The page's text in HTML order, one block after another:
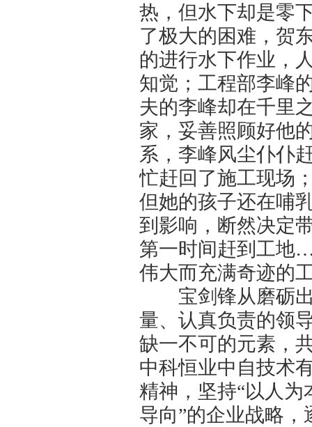
热，但水下却是零
了极大的困难，贺
的进行水下作业，
知觉；工程部李峰
夫的李峰却在千里
家，妥善照顾好他
系，李峰风尘仆仆
忙赶回了施工现场
但她的孩子还在哺
到影响，断然决定
第一时间赶到工地
伟大而充满奇迹的
宝剑锋从磨砺出
量、认真负责的领
缺一不可的元素，
中科恒业中自技术
精神，坚持“以人
导向”的企业战略